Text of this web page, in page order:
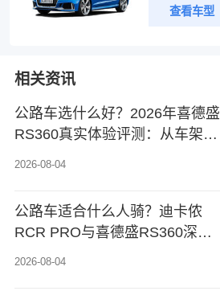
查看车型
相关资讯
公路车选什么好？2026年喜德盛
RS360真实体验评测：从车架到
2026-08-04
公路车适合什么人骑？迪卡侬
RCR PRO与喜德盛RS360深度
2026-08-04